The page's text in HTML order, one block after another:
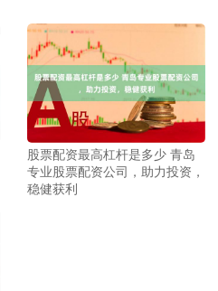
股票配资最高杠杆是多少 青岛
专业股票配资公司，助力投资，
稳健获利